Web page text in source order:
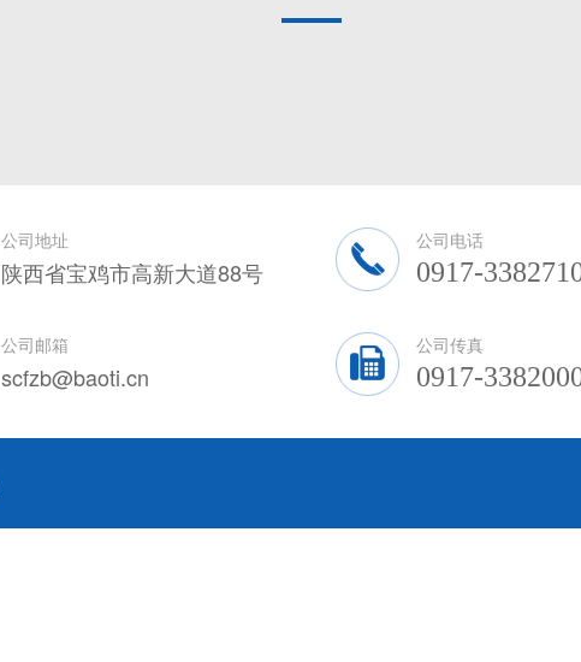
公司地址
陕西省宝鸡市高新大道88号
公司电话
0917-
公司邮箱
scfzb@baoti.cn
公司传真
0917-